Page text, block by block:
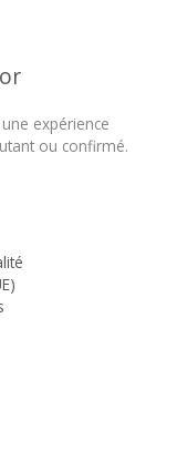
expérience
ou confirmé.